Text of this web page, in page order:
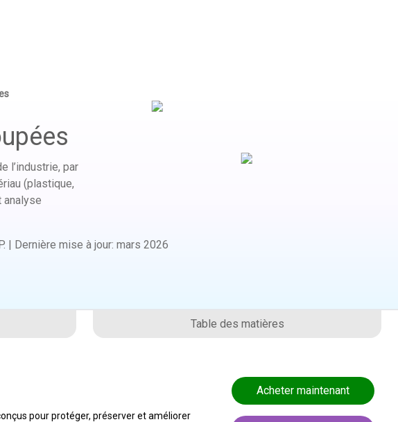
l’industrie, par
(plastique,
analyse
| Dernière mise à jour: mars 2026
Table des matières
pour protéger, préserver et améliorer
Acheter maintenant